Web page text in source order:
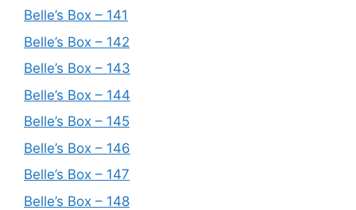
Belle’s Box – 141
Belle’s Box – 142
Belle’s Box – 143
Belle’s Box – 144
Belle’s Box – 145
Belle’s Box – 146
Belle’s Box – 147
Belle’s Box – 148